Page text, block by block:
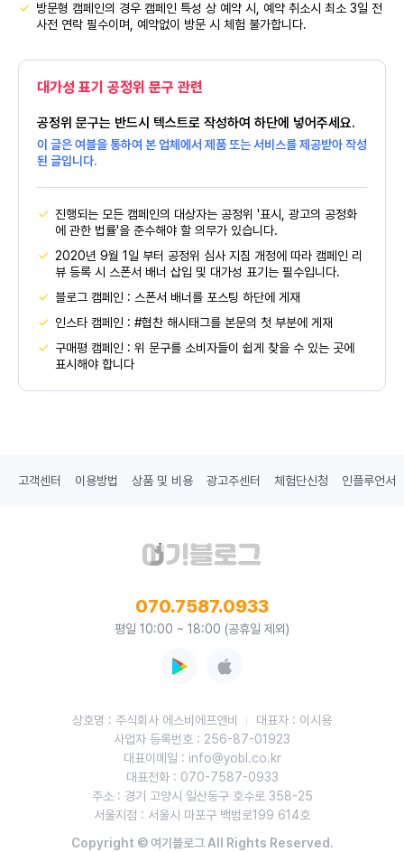
방문형 캠페인의 경우 캠페인 특성 상 예약 시, 예약 취소시 최소 3일 전
사전 연락 필수이며, 예약없이 방문 시 체험 불가합니다.
대가성 표기 공정위 문구 관련
공정위 문구는 반드시 텍스트로 작성하여 하단에 넣어주세요.
이 글은 여블을 통하여 본 업체에서 제품 또는 서비스를 제공받아 작성
된 글입니다.
진행되는 모든 캠페인의 대상자는 공정위 '표시, 광고의 공정화
에 관한 법률'을 준수해야 할 의무가 있습니다.
2020년 9월 1일 부터 공정위 심사 지침 개정에 따라 캠페인 리
뷰 등록 시 스폰서 배너 삽입 및 대가성 표기는 필수입니다.
블로그 캠페인 : 스폰서 배너를 포스팅 하단에 게재
인스타 캠페인 : #협찬 해시태그를 본문의 첫 부분에 게재
구매평 캠페인 : 위 문구를 소비자들이 쉽게 찾을 수 있는 곳에
표시해야 합니다
고객센터 이용방법 상품 및 비용 광고주센터 체험단신청 인플루언서
070.7587.0933
평일 10:00 ~ 18:00 (공휴일 제외)
상호명 : 주식회사 에스비에프앤비
대표자 : 이시용
사업자 등록번호 : 256-87-01923
대표이메일 : info@yobl.co.kr
대표전화 : 070-7587-0933
주소 : 경기 고양시 일산동구 호수로 358-25
서울지점 : 서울시 마포구 백범로199 614호
Copyright © 여기블로그 All Rights Reserved.